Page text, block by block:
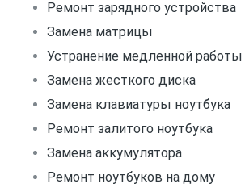
Ремонт зарядного устройства
Замена матрицы
Устранение медленной работы
Замена жесткого диска
Замена клавиатуры ноутбука
Ремонт залитого ноутбука
Замена аккумулятора
Ремонт ноутбуков на дому